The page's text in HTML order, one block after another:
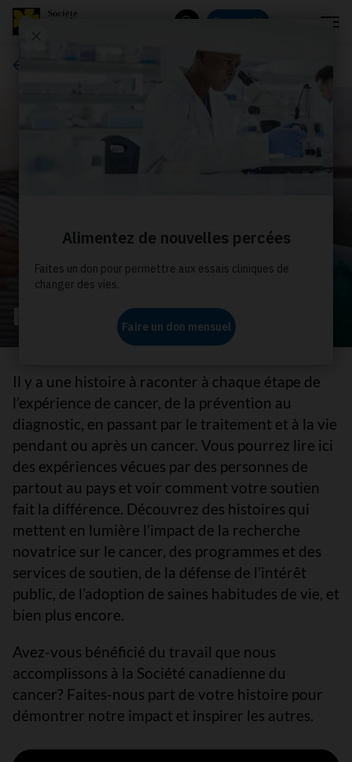
Donnez
Nos histoires
Il y a une histoire à raconter à chaque étape de
l’expérience de cancer, de la prévention au
diagnostic, en passant par le traitement et à la vie
pendant ou après un cancer. Vous pourrez lire ici
des expériences vécues par des personnes de
partout au pays et voir comment votre soutien
fait la différence. Découvrez des histoires qui
mettent en lumière l’impact de la recherche
novatrice sur le cancer, des programmes et des
services de soutien, de la défense de l’intérêt
public, de l’adoption de saines habitudes de vie, et
bien plus encore.
Avez-vous bénéficié du travail que nous
accomplissons à la Société canadienne du
cancer? Faites-nous part de votre histoire pour
démontrer notre impact et inspirer les autres.